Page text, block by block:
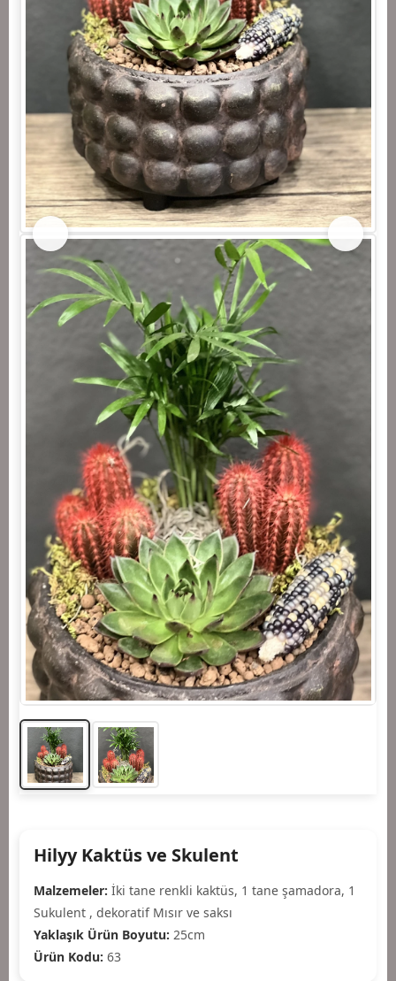
Hilyy Kaktüs ve Skulent
Malzemeler: İki tane renkli kaktüs, 1 tane şamadora, 1
Sukulent , dekoratif Mısır ve saksı
Yaklaşık Ürün Boyutu: 25cm
Ürün Kodu: 63